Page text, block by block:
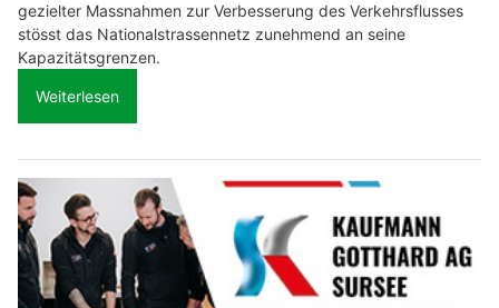
gezielter Massnahmen zur Verbesserung des Verkehrsflusses
stösst das Nationalstrassennetz zunehmend an seine
Kapazitätsgrenzen.
Weiterlesen